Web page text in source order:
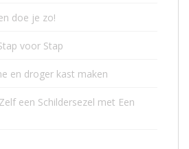
doe je zo!
voor Stap
en droger kast maken
een Schildersezel met Een